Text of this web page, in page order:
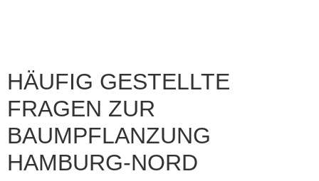
HÄUFIG GESTELLTE
FRAGEN ZUR
BAUMPFLANZUNG
HAMBURG-NORD